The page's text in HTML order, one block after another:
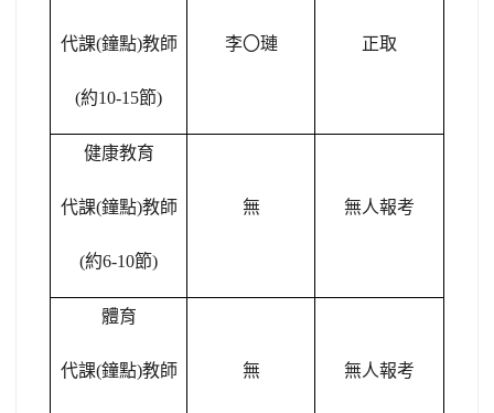
代課(鐘點)教師
(約10-15節)
李〇璉 正取
健康教育
代課(鐘點)教師
(約6-10節)
無 無人報考
體育
代課(鐘點)教師 無 無人報考